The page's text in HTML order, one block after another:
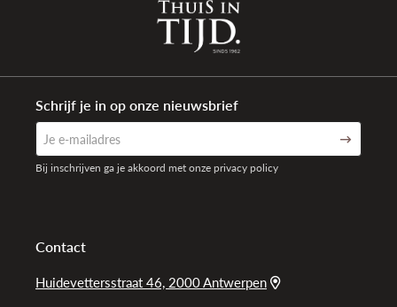
Contact
Huidevettersstraat 46, 2000 Antwerpen
Schrijf je in op onze nieuwsbrief
Bij inschrijven ga je akkoord met onze privacy policy